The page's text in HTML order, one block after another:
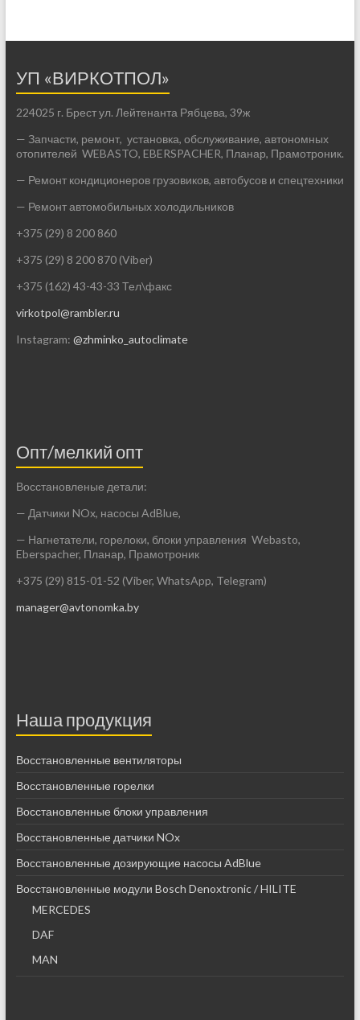
УП «ВИРКОТПОЛ»
224025 г. Брест ул. Лейтенанта Рябцева, 39ж
— Запчасти, ремонт, установка, обслуживание, автономных
отопителей WEBASTO, EBERSPACHER, Планар, Прамотроник.
— Ремонт кондиционеров грузовиков, автобусов и спецтехники
— Ремонт автомобильных холодильников
+375 (29) 8 200 860
+375 (29) 8 200 870 (Viber)
+375 (162) 43-43-33 Тел\факс
virkotpol@rambler.ru
Instagram: @zhminko_autoclimate
Опт/мелкий опт
Восстановленые детали:
— Датчики NOx, насосы AdBlue,
— Нагнетатели, горелоки, блоки управления Webasto,
Eberspacher, Планар, Прамотроник
+375 (29) 815-01-52 (Viber, WhatsApp, Telegram)
manager@avtonomka.by
Наша продукция
Восстановленные вентиляторы
Восстановленные горелки
Восстановленные блоки управления
Восстановленные датчики NOx
Восстановленные дозирующие насосы AdBlue
Восстановленные модули Bosch Denoxtronic / HILITE
MERCEDES
DAF
MAN